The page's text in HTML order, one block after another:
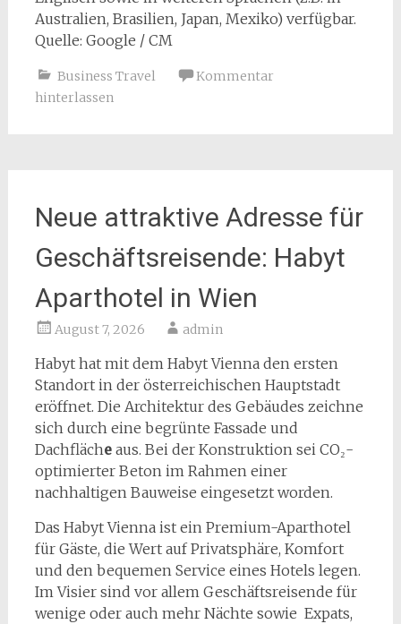
Australien, Brasilien, Japan, Mexiko) verfügbar.
Quelle: Google / CM
Business Travel
Kommentar
hinterlassen
Neue attraktive Adresse für
Geschäftsreisende: Habyt
Aparthotel in Wien
August 7, 2026 admin
Habyt hat mit dem Habyt Vienna den ersten
Standort in der österreichischen Hauptstadt
eröffnet. Die Architektur des Gebäudes zeichne
sich durch eine begrünte Fassade und
Dachflächeaus. Bei der Konstruktion sei CO₂-
optimierter Beton im Rahmen einer
nachhaltigen Bauweise eingesetzt worden.
Das Habyt Vienna ist ein Premium-Aparthotel
für Gäste, die Wert auf Privatsphäre, Komfort
und den bequemen Service eines Hotels legen.
Im Visier sind vor allem Geschäftsreisende für
wenige oder auch mehr Nächte sowie Expats,